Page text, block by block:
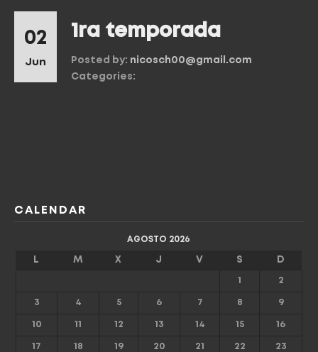
1ra temporada
Posted by: nicosch00@gmail.com
Categories:
02
Jun
CALENDAR
AGOSTO 2026
L M X J V S D
1 2
3 4 5 6 7 8 9
10 11 12 13 14 15 16
17 18 19 20 21 22 23